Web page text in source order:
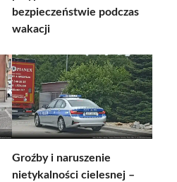
bezpieczeństwie podczas
wakacji
Groźby i naruszenie
nietykalności cielesnej –